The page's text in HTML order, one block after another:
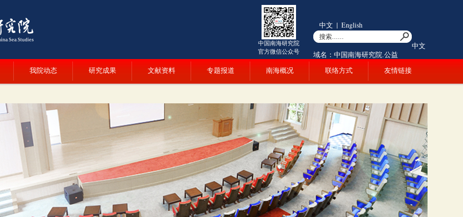
中国南海研究院
官方微信公众号
中文 | English
中文
域名：中国南海研究院.公益
我院动态 研究成果 文献资料 专题报道 南海概况 联络方式 友情链接